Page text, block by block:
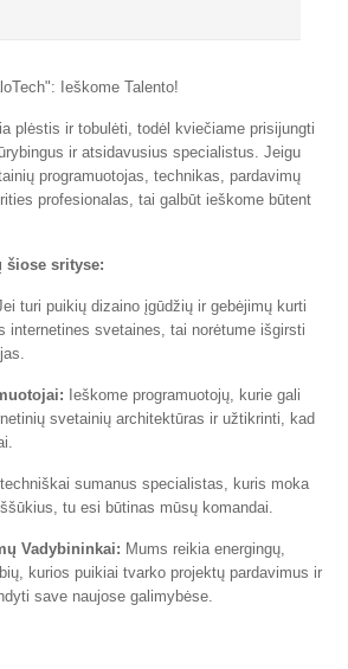
Ieškome Talento!
plėstis ir tobulėti, todėl kviečiame prisijungti
ir atsidavusius specialistus. Jeigu
programuotojas, technikas, pardavimų
profesionalas, tai galbūt ieškome būtent
šiose srityse:
turi puikių dizaino įgūdžių ir gebėjimų kurti
internetines svetaines, tai norėtume išgirsti
Ieškome programuotojų, kurie gali
svetainių architektūras ir užtikrinti, kad
sumanus specialistas, kuris moka
tu esi būtinas mūsų komandai.
Vadybininkai: Mums reikia energingų,
kurios puikiai tvarko projektų pardavimus ir
save naujose galimybėse.